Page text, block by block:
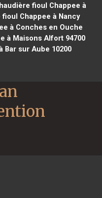
fioul Chappee à
Chappee à Nancy
à Conches en Ouche
à Maisons Alfort 94700
Bar sur Aube 10200